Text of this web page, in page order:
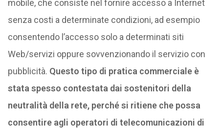
mobile, che consiste nel fornire accesso a Internet
senza costi a determinate condizioni, ad esempio
consentendo l’accesso solo a determinati siti
Web/servizi oppure sovvenzionando il servizio con
pubblicità. Questo tipo di pratica commerciale è
stata spesso contestata dai sostenitori della
neutralità della rete, perché si ritiene che possa
consentire agli operatori di telecomunicazioni di